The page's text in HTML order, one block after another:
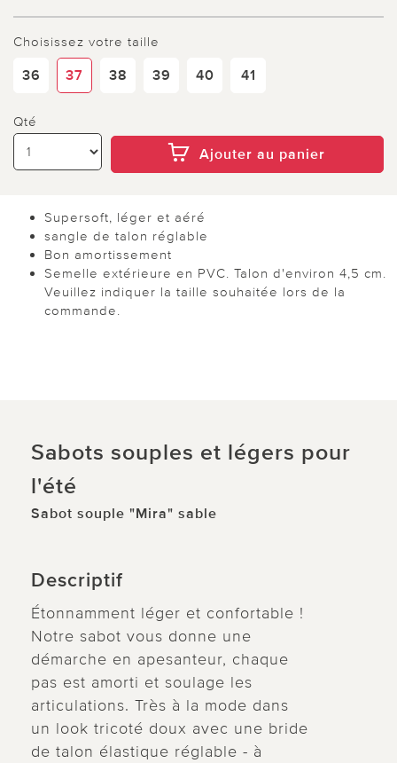
Choisissez votre taille
36 37 38 39 40 41
Qté
Ajouter au panier
Supersoft, léger et aéré
sangle de talon réglable
Bon amortissement
Semelle extérieure en PVC. Talon d'environ 4,5 cm.
Veuillez indiquer la taille souhaitée lors de la
commande.
Sabots souples et légers pour
l'été
Sabot souple "Mira" sable
Descriptif
Étonnamment léger et confortable !
Notre sabot vous donne une
démarche en apesanteur, chaque
pas est amorti et soulage les
articulations. Très à la mode dans
un look tricoté doux avec une bride
de talon élastique réglable - à